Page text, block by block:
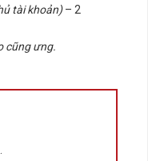
tài khoản) – 2
cũng ưng.